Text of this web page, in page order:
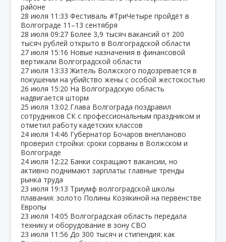
районе
28 июля 11:33 Фестиваль #ТриЧетыре пройдёт в
Волгограде 11–13 сентября
28 июля 09:27 Более 3,9 тысяч вакансий от 200
тысяч рублей открыто в Волгоградской области
27 июля 15:16 Новые назначения в финансовой
вертикали Волгоградской области
27 июля 13:33 Житель Волжского подозревается в
покушении на убийство жены с особой жестокостью
26 июля 15:20 На Волгоградскую область
надвигается шторм
25 июля 13:02 Глава Волгограда поздравил
сотрудников СК с профессиональным праздником и
отметил работу кадетских классов
24 июля 14:46 Губернатор Бочаров внепланово
проверил стройки: сроки сорваны в Волжском и
Волгограде
24 июля 12:22 Банки сокращают вакансии, но
активно поднимают зарплаты: главные тренды
рынка труда
23 июля 19:13 Триумф волгоградской школы
плавания: золото Полины Козякиной на первенстве
Европы
23 июля 14:05 Волгоградская область передала
технику и оборудование в зону СВО
23 июля 11:56 До 300 тысяч и стипендия: как